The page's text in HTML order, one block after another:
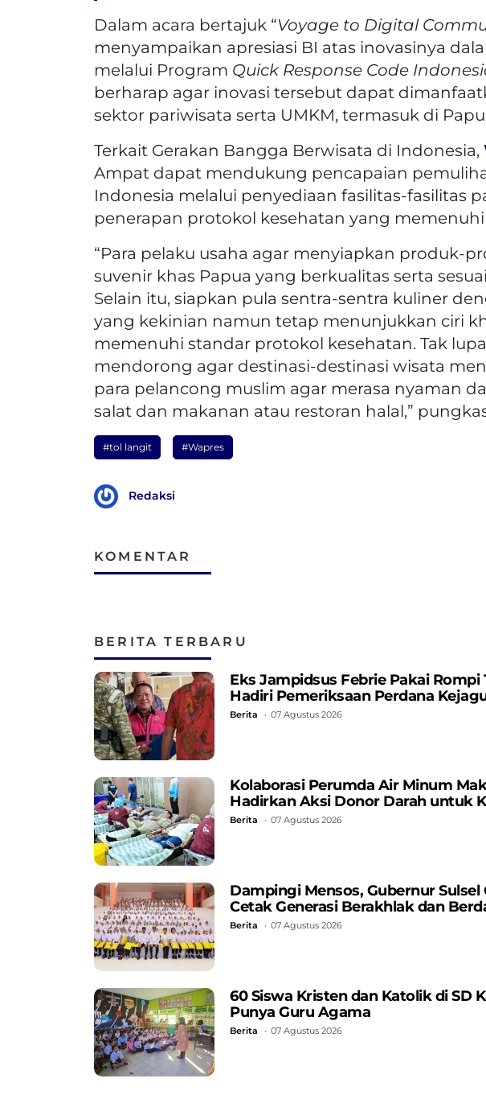
Dalam acara bertajuk “Voyage to Digital
menyampaikan apresiasi BI atas inovasinya
melalui Program Quick Response Code
berharap agar inovasi tersebut dapat
sektor pariwisata serta UMKM, termasuk di
Terkait Gerakan Bangga Berwisata di Indonesia,
Ampat dapat mendukung pencapaian
Indonesia melalui penyediaan fasilitas-fasilitas
penerapan protokol kesehatan yang
“Para pelaku usaha agar menyiapkan produk-
suvenir khas Papua yang berkualitas serta
Selain itu, siapkan pula sentra-sentra kuliner
yang kekinian namun tetap menunjukkan ciri
memenuhi standar protokol kesehatan. Tak
mendorong agar destinasi-destinasi wisata
para pelancong muslim agar merasa nyaman
salat dan makanan atau restoran halal,”
#tol langit #Wapres
Redaksi
KOMENTAR
BERITA TERBARU
Eks Jampidsus Febrie Pakai
Hadiri Pemeriksaan Perdana
Berita 07 Agustus 2026
Kolaborasi Perumda Air Minum
Hadirkan Aksi Donor Darah untuk
Berita 07 Agustus 2026
Dampingi Mensos, Gubernur
Cetak Generasi Berakhlak dan
Berita 07 Agustus 2026
60 Siswa Kristen dan Katolik di SD
Punya Guru Agama
Berita 07 Agustus 2026